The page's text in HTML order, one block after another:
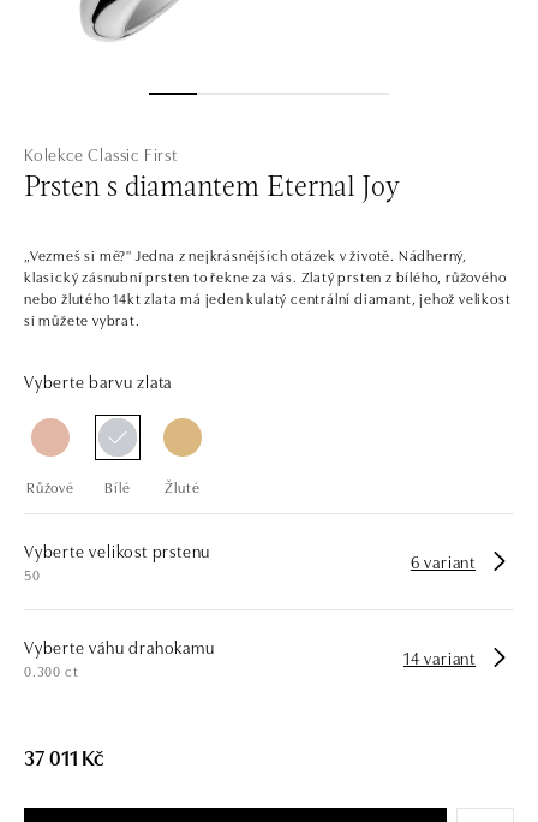
Kolekce Classic First
Prsten s diamantem Eternal Joy
„Vezmeš si mě?" Jedna z nejkrásnějších otázek v životě. Nádherný,
klasický zásnubní prsten to řekne za vás. Zlatý prsten z bílého, růžového
nebo žlutého 14kt zlata má jeden kulatý centrální diamant, jehož velikost
si můžete vybrat.
Vyberte barvu zlata
Růžové Bílé Žluté
Vyberte velikost prstenu
50
6 variant
Vyberte váhu drahokamu
0.300 ct
14 variant
37 011 Kč